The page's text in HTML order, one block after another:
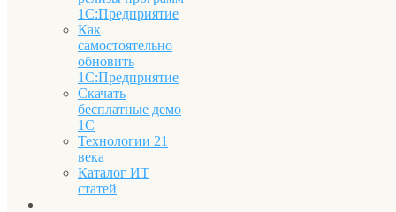
1С:Предприятие
Как
самостоятельно
обновить
1С:Предприятие
Скачать
бесплатные демо
1С
Технологии 21
века
Каталог ИТ
статей